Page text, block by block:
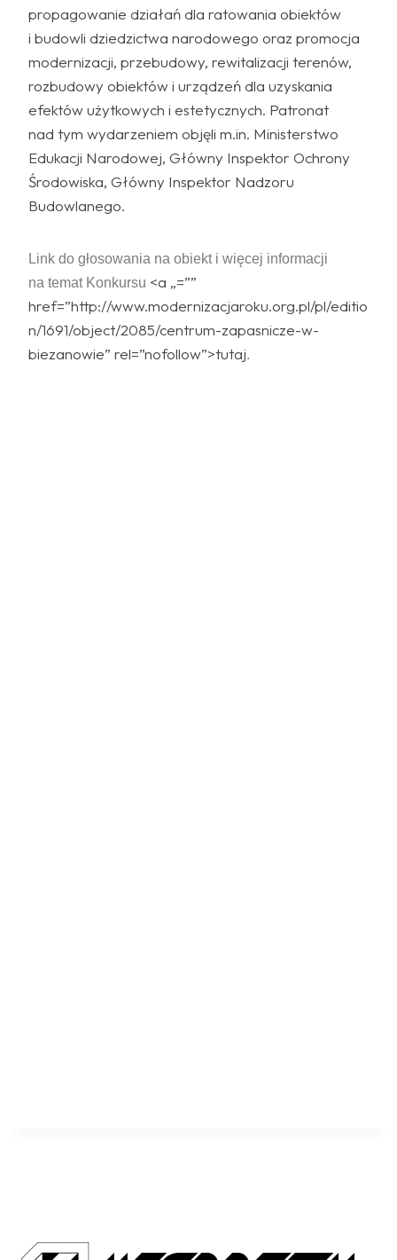
propagowanie działań dla ratowania obiektów
i budowli dziedzictwa narodowego oraz promocja
modernizacji, przebudowy, rewitalizacji terenów,
rozbudowy obiektów i urządzeń dla uzyskania
efektów użytkowych i estetycznych. Patronat
nad tym wydarzeniem objęli m.in. Ministerstwo
Edukacji Narodowej, Główny Inspektor Ochrony
Środowiska, Główny Inspektor Nadzoru
Budowlanego.
Link do głosowania na obiekt i więcej informacji
na temat Konkursu <a „=””
href=”http://www.modernizacjaroku.org.pl/pl/editio
n/1691/object/2085/centrum-zapasnicze-w-
biezanowie” rel=”nofollow”>tutaj.